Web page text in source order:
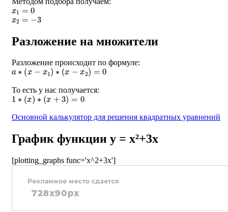
x1=0
x2 =−3
Разложение на множители
Разложение происходит по формуле:
a ∗(x−x1)∗ (x−x2)=0
То есть у нас получается:
1∗(x)∗( x+3 )=0
Основной калькулятор для решения квадратных уравнений
График функции y = x²+3x
[plotting_graphs func='x^2+3x']